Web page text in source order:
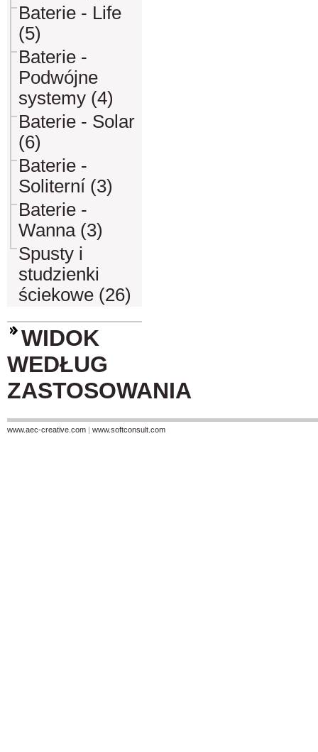
Baterie - Life
(5)
Baterie -
Podwójne
systemy (4)
Baterie - Solar
(6)
Baterie -
Soliterní (3)
Baterie -
Wanna (3)
Spusty i
studzienki
ściekowe (26)
WIDOK
WEDŁUG
ZASTOSOWANIA
www.aec-creative.com | www.softconsult.com